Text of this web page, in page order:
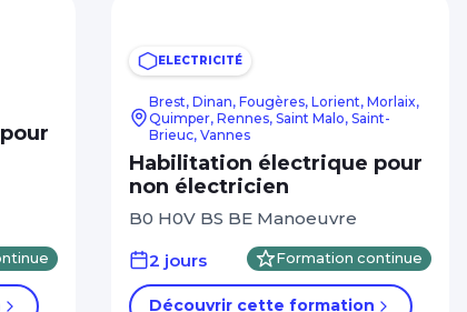
ELECTRICITÉ
Brest, Dinan, Fougères, Lorient, Morlaix,
Quimper, Rennes, Saint Malo, Saint-
Brieuc, Vannes
Habilitation électrique pour
non électricien
B0 H0V BS BE Manoeuvre
2 jours
Formation continue
Découvrir cette formation